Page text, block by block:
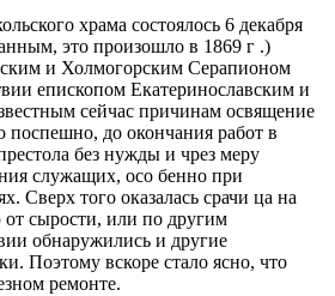
храма состоялось 6 декабря
это произошло в 1869 г .)
и Холмогорским Серапионом
епископом Екатеринославским и
сейчас причинам освящение
поспешно, до окончания работ в
без нужды и чрез меру
служащих, осо бенно при
Сверх того оказалась срачи ца на
сырости, или по другим
обнаружились и другие
Поэтому вскоре стало ясно, что
ремонте.